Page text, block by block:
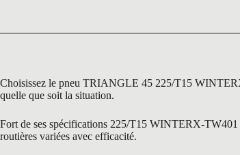
Choisissez le pneu TRIANGLE 45 225/T15
quelle que soit la situation.
Fort de ses spécifications 225/T15 WINTERX-TW401
routières variées avec efficacité.